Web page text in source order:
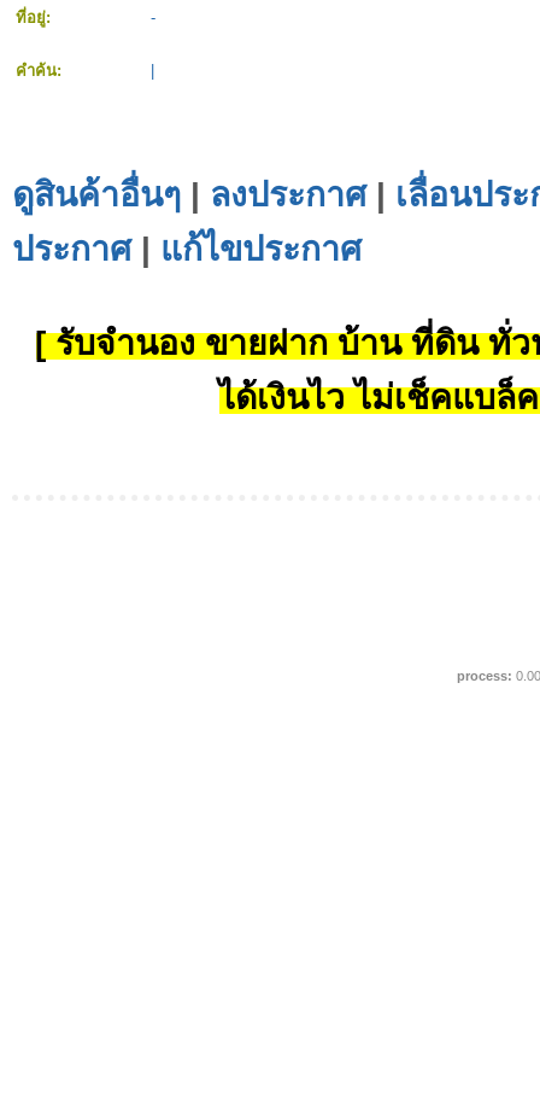
ที่อยู่:
-
คำค้น:
ดูสินค้าอื่นๆ | ลงประกาศ| เลื่อนปร
ประกาศ| แก้ไขประกาศ
[ รับจำนอง ขายฝาก บ้าน ที่ดิน ทั่ว
ได้เงินไว ไม่เช็คแบล็
process: